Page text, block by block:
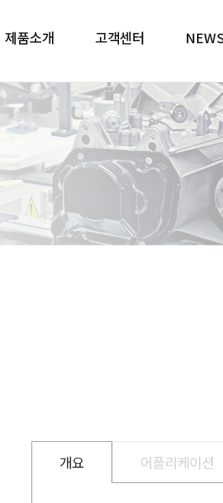
제품소개 고객센터
개요 어플리케이션